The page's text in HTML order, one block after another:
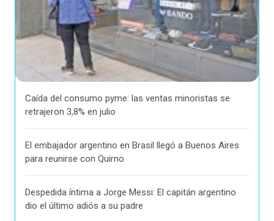
Caída del consumo pyme: las ventas minoristas se
retrajeron 3,8% en julio
El embajador argentino en Brasil llegó a Buenos Aires
para reunirse con Quirno
Despedida íntima a Jorge Messi: El capitán argentino
dio el último adiós a su padre